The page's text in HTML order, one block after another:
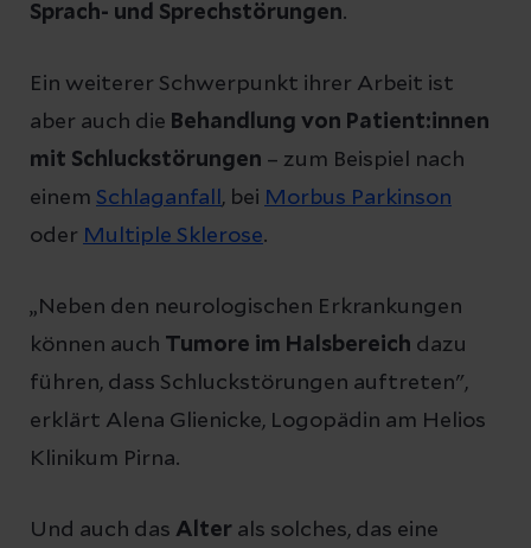
Sprach- und Sprechstörungen.
Ein weiterer Schwerpunkt ihrer Arbeit ist
aber auch die Behandlung von Patient:innen
mit Schluckstörungen – zum Beispiel nach
einem Schlaganfall , bei Morbus Parkinson
oder Multiple Sklerose.
„Neben den neurologischen Erkrankungen
können auch Tumore im Halsbereich dazu
führen, dass Schluckstörungen auftreten",
erklärt Alena Glienicke, Logopädin am Helios
Klinikum Pirna.
Und auch das Alter als solches, das eine